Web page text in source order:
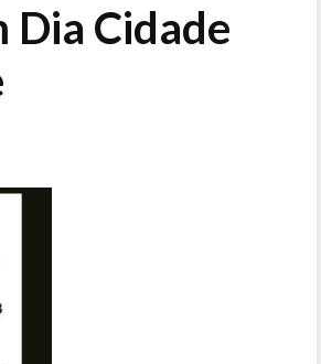
Dia Cidade